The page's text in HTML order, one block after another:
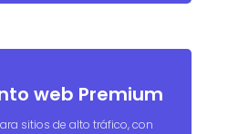
web Premium
sitios de alto tráfico, con